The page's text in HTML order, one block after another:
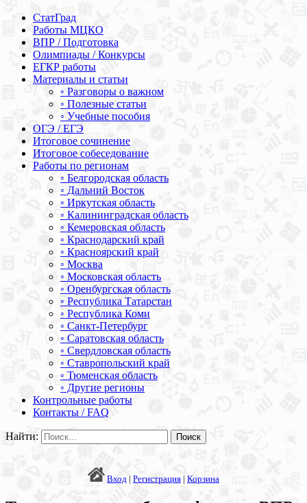
СтатГрад
Работы МЦКО
ВПР / Подготовка
Олимпиады / Конкурсы
ЕГКР работы
Материалы и статьи
◦ Разговоры о важном
◦ Полезные статьи
◦ Учебные пособия
ОГЭ / ЕГЭ
Итоговое сочинение
Итоговое собеседование
Работы по регионам
◦ Белгородская область
◦ Дальний Восток
◦ Иркутская область
◦ Калининградская область
◦ Кемеровская область
◦ Краснодарский край
◦ Красноярский край
◦ Москва
◦ Московская область
◦ Оренбургская область
◦ Республика Татарстан
◦ Республика Коми
◦ Санкт-Петербург
◦ Саратовская область
◦ Свердловская область
◦ Ставропольский край
◦ Тюменская область
◦ Другие регионы
Контрольные работы
Контакты / FAQ
Найти:
Вход | Регистрация | Корзина